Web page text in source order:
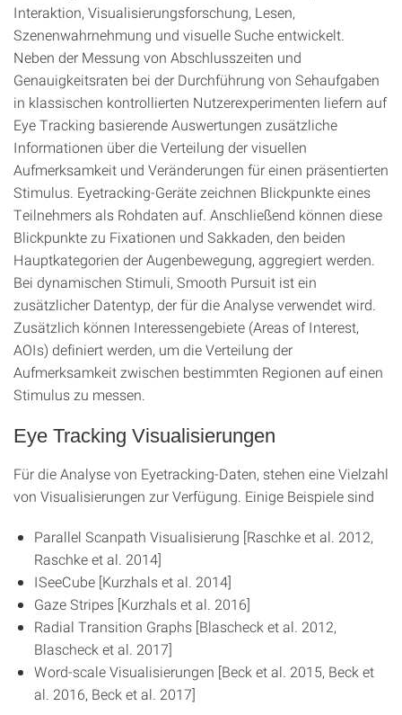
Interaktion, Visualisierungsforschung, Lesen,
Szenenwahrnehmung und visuelle Suche entwickelt.
Neben der Messung von Abschlusszeiten und
Genauigkeitsraten bei der Durchführung von Sehaufgaben
in klassischen kontrollierten Nutzerexperimenten liefern auf
Eye Tracking basierende Auswertungen zusätzliche
Informationen über die Verteilung der visuellen
Aufmerksamkeit und Veränderungen für einen präsentierten
Stimulus. Eyetracking-Geräte zeichnen Blickpunkte eines
Teilnehmers als Rohdaten auf. Anschließend können diese
Blickpunkte zu Fixationen und Sakkaden, den beiden
Hauptkategorien der Augenbewegung, aggregiert werden.
Bei dynamischen Stimuli, Smooth Pursuit ist ein
zusätzlicher Datentyp, der für die Analyse verwendet wird.
Zusätzlich können Interessengebiete (Areas of Interest,
AOIs) definiert werden, um die Verteilung der
Aufmerksamkeit zwischen bestimmten Regionen auf einen
Stimulus zu messen.
Eye Tracking Visualisierungen
Für die Analyse von Eyetracking-Daten, stehen eine Vielzahl
von Visualisierungen zur Verfügung. Einige Beispiele sind
Parallel Scanpath Visualisierung [Raschke et al. 2012,
Raschke et al. 2014]
ISeeCube [Kurzhals et al. 2014]
Gaze Stripes [Kurzhals et al. 2016]
Radial Transition Graphs [Blascheck et al. 2012,
Blascheck et al. 2017]
Word-scale Visualisierungen [Beck et al. 2015, Beck et
al. 2016, Beck et al. 2017]